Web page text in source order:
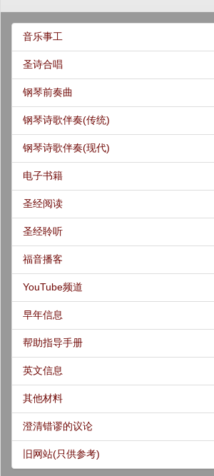
音乐事工
圣诗合唱
钢琴前奏曲
钢琴诗歌伴奏(传统)
钢琴诗歌伴奏(现代)
电子书籍
圣经阅读
圣经聆听
福音播客
YouTube频道
早年信息
帮助指导手册
英文信息
其他材料
澄清错谬的议论
旧网站(只供参考)